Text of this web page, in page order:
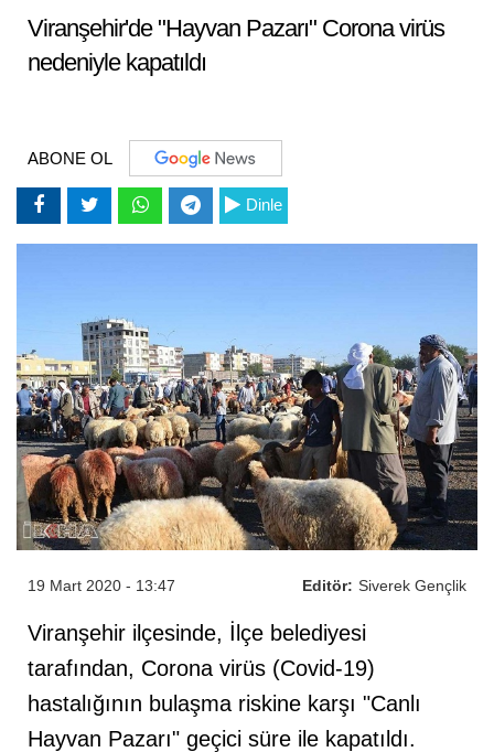
Viranşehir'de "Hayvan Pazarı" Corona virüs
nedeniyle kapatıldı
ABONE OL
Dinle
Editör: Siverek Gençlik
19 Mart 2020 - 13:47
Viranşehir ilçesinde, İlçe belediyesi
tarafından, Corona virüs (Covid-19)
hastalığının bulaşma riskine karşı "Canlı
Hayvan Pazarı" geçici süre ile kapatıldı.